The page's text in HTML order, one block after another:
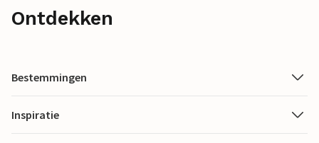
Ontdekken
Bestemmingen
Inspiratie